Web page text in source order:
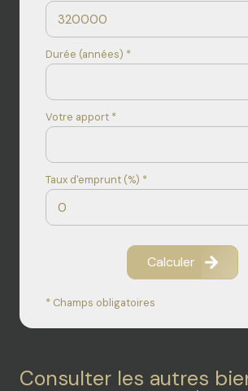
Durée (années) *
Votre apport *
Taux d'emprunt (%) *
Calculer
* Champs obligatoires
Consulter les autres